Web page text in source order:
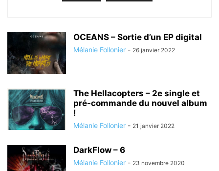
OCEANS – Sortie d’un EP digital
Mélanie Follonier - 26 janvier 2022
The Hellacopters – 2e single et
pré-commande du nouvel album
!
Mélanie Follonier - 21 janvier 2022
DarkFlow – 6
Mélanie Follonier - 23 novembre 2020